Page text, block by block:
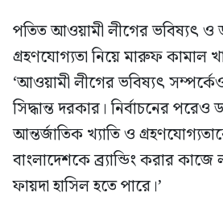
পতিত আওয়ামী লীগের ভবিষ্যৎ ও
গ্রহণযোগ্যতা নিয়ে মারুফ কামাল
‘আওয়ামী লীগের ভবিষ্যৎ
সিদ্ধান্ত দরকার। নির্বাচনের
আন্তর্জাতিক খ্যাতি ও
বাংলাদেশকে ব্র‍্যান্ডিং করার
ফায়দা হাসিল হতে পারে।’